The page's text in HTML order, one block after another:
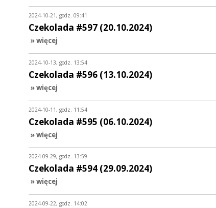
2024-10-21, godz. 09:41
Czekolada #597 (20.10.2024)
» więcej
2024-10-13, godz. 13:54
Czekolada #596 (13.10.2024)
» więcej
2024-10-11, godz. 11:54
Czekolada #595 (06.10.2024)
» więcej
2024-09-29, godz. 13:59
Czekolada #594 (29.09.2024)
» więcej
2024-09-22, godz. 14:02